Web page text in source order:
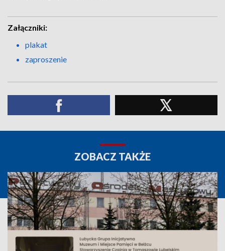
Załączniki:
plakat
zaproszenie
ZOBACZ TAKŻE